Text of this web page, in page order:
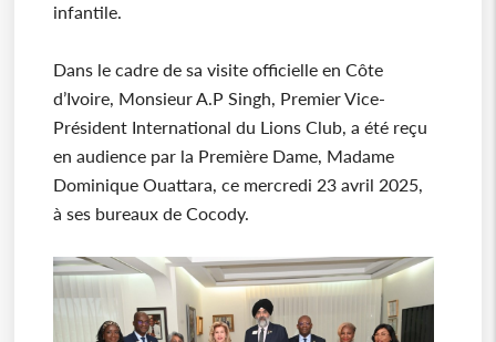
infantile.
Dans le cadre de sa visite officielle en Côte
d’Ivoire, Monsieur A.P Singh, Premier Vice-
Président International du Lions Club, a été reçu
en audience par la Première Dame, Madame
Dominique Ouattara, ce mercredi 23 avril 2025,
à ses bureaux de Cocody.